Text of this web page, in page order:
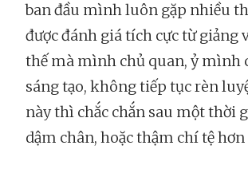
ban đầu mình luôn gặp nhiều
được đánh giá tích cực từ giảng
thế mà mình chủ quan, ỷ mình
sáng tạo, không tiếp tục rèn
này thì chắc chắn sau một thời
dậm chân, hoặc thậm chí tệ